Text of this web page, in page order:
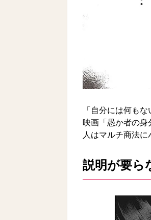
「自分には何も
映画「愚か者の身
人はマルチ商法に
説明が要ら